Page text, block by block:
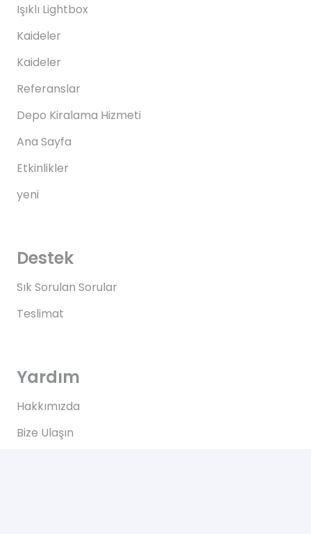
Işıklı Lightbox
Kaideler
Kaideler
Referanslar
Depo Kiralama Hizmeti
Ana Sayfa
Etkinlikler
yeni
Destek
Sık Sorulan Sorular
Teslimat
Yardım
Hakkımızda
Bize Ulaşın